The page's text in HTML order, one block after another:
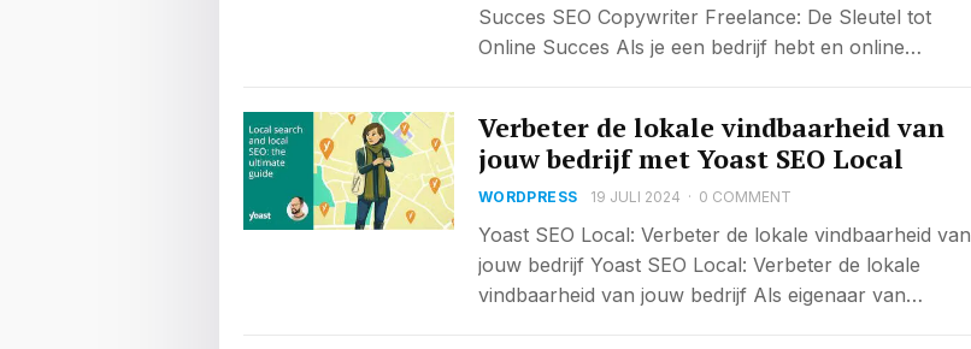
Succes SEO Copywriter Freelance: De Sleutel tot
Online Succes Als je een bedrijf hebt en online…
Verbeter de lokale vindbaarheid van
jouw bedrijf met Yoast SEO Local
WORDPRESS 19 JULI 2024 · 0 COMMENT
Yoast SEO Local: Verbeter de lokale vindbaarheid van
jouw bedrijf Yoast SEO Local: Verbeter de lokale
vindbaarheid van jouw bedrijf Als eigenaar van…